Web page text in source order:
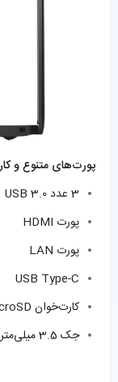
پورت‌های متنوع و
3 عدد USB 3.0
پورت HDMI
پورت LAN
USB Type-C
کارت‌خوان microSD
جک 3.5 میلی‌متری صدا